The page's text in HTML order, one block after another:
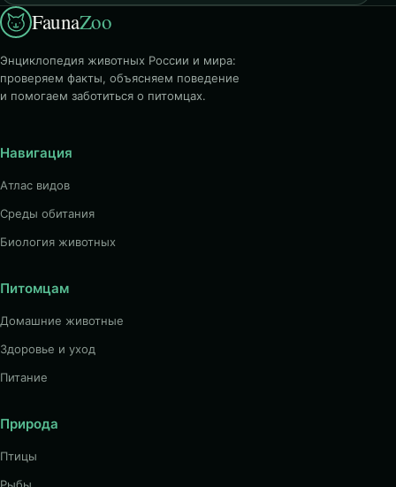
FaunaZoo
Энциклопедия животных России и мира:
проверяем факты, объясняем поведение
и помогаем заботиться о питомцах.
Навигация
Атлас видов
Среды обитания
Биология животных
Питомцам
Домашние животные
Здоровье и уход
Питание
Природа
Птицы